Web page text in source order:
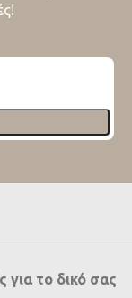
για το δικό σας